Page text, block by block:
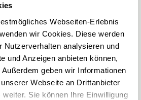
Webseiten-Erlebnis
wir Cookies. Diese werden
Nutzerverhalten analysieren und
und Anzeigen anbieten können,
geben wir Informationen
Webseite an Drittanbieter
Sie können Ihre Einwilligung
E-Mail
familienreisen@er
lebe.de